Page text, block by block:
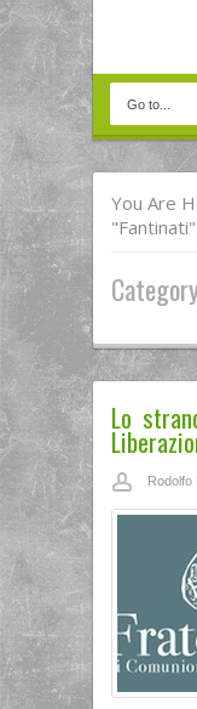
You Are
"Fantinati"
Lo
Rodolfo